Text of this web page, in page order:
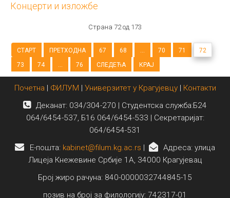
Концерти и изложбе
Страна 72 од 173
СТАРТ ПРЕТХОДНА 67 68 ... 70 71
72
73
74 ... 76 СЛЕДЕЋА КРАЈ
Почетна ФИЛУМ Универзитет у Крагујевцу| Контакти
Деканат: 034/304-270 | Студентска служба:Б24
064/6454-537, Б16 064/6454-533 | Секретаријат:
064/6454-531
E-пошта: kabinet@filum.kg.ac.rs
Адреса: улица
Лицеја Кнежевине Србије 1А, 34000 Крагујевац
Број жиро рачуна: 840-0000032744845-15
позив на број за филологију: 742317-01